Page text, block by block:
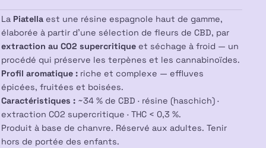
La Piatella est une résine espagnole haut de gamme,
élaborée à partir d’une sélection de fleurs de CBD, par
extraction au CO2 supercritique et séchage à froid — un
procédé qui préserve les terpènes et les cannabinoïdes.
Profil aromatique : riche et complexe — effluves
épicées, fruitées et boisées.
Caractéristiques : ~34 % de CBD · résine (haschich) ·
extraction CO2 supercritique · THC < 0,3 %.
Produit à base de chanvre. Réservé aux adultes. Tenir
hors de portée des enfants.